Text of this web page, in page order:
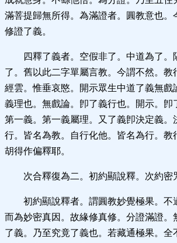
滿菩提歸無所得。為滿證者。圓教意也。
修證了義。
四釋了義者。空假非了。中道為了。
了。舊以此二字單屬言教。今謂不然。教
經雲。惟垂哀愍。開示眾生中道了義無戲
義理也。無戲論。卽了義行也。開示。卽
第一義。第一義屬理。又了義卽決定義。
行。皆名為教。自行化他。皆名為行。教
胡得作偏釋耶。
次合釋復為二。初約顯說釋。次約密
初約顯說釋者。謂圓教妙覺極果。不
而為妙密真因。故緣修真修。分證滿證。
了義。乃至究竟了義也。若藏通極果。全